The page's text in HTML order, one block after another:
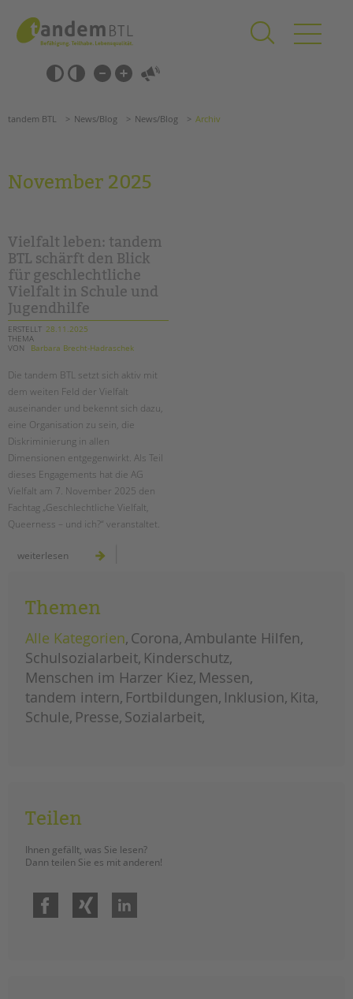
springen
Barrierefrei-
Einstellungen
überspringen
überspringen
Förderzentren
Kollegs
EFöB
Schulbezogene Sozialarbeit
Tagesgruppen
HILFEN ZUR ERZIEHUNG
EINGLIEDERUNGSHILFE
BETREUTES WOHNEN
TANDEM BTL AKADEMIE
Zertfikatskurse
Seminarkalender
Seminarräume
STADTTEILARBEIT
Bereiche im Überblick
Kinder- und Jugendschutz
Unsere Videos
Gesellschafter VdK
schoolcoach BTL
tandem international
NEWS/BLOG
Briefe an Kai
PRESSE
tandem BTL News/Blog News/Blog Archiv
November 2025
Vielfalt leben: tandem
BTL schärft den Blick
für geschlechtliche
Vielfalt in Schule und
Jugendhilfe
ERSTELLT 28.11.2025
THEMA
VON
Barbara Brecht-Hadraschek
Die tandem BTL setzt sich aktiv mit
dem weiten Feld der Vielfalt
auseinander und bekennt sich dazu,
eine Organisation zu sein, die
Diskriminierung in allen
Dimensionen entgegenwirkt. Als Teil
dieses Engagements hat die AG
Vielfalt am 7. November 2025 den
Fachtag „Geschlechtliche Vielfalt,
Queerness – und ich?“ veranstaltet.
weiterlesen vielfalt
den
blick
geschlechtliche
vielfalt
schule
jugendhilfe
Themen
Alle Kategorien Corona Ambulante Hilfen
Schulsozialarbeit Kinderschutz
Menschen im Harzer Kiez Messen
tandem intern Fortbildungen Inklusion Kita
Schule Presse Sozialarbeit
Teilen
Ihnen gefällt, was Sie lesen?
Dann teilen Sie es mit anderen!
Facebook